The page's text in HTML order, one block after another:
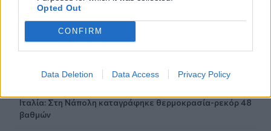
Opted Out
CONFIRM
Data Deletion Data Access Privacy Policy
και 71χρονος
23:07
Χανιά: ΕΔΕ για την υπόθεση της 75χρονης που βρέθηκε
Ιταλία: Στη Νάπολη καταγράφηκε θερμοκρασία-ρεκόρ 48
βαθμών